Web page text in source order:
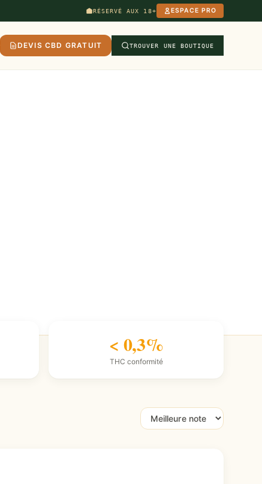
RÉSERVÉ AUX 18+ ESPACE PRO
DEVIS CBD GRATUIT TROUVER UNE BOUTIQUE
< 0,3%
THC conformité